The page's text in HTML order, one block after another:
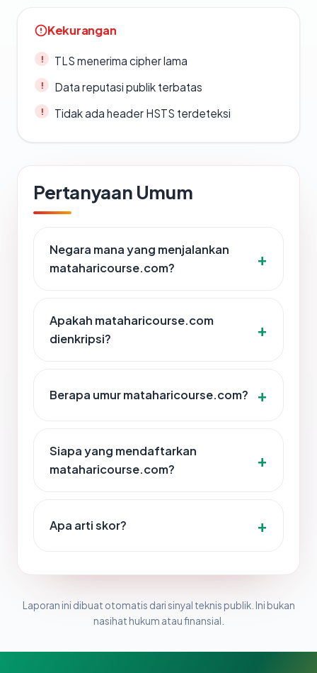
Kekurangan
TLS menerima cipher lama
Data reputasi publik terbatas
Tidak ada header HSTS terdeteksi
Pertanyaan Umum
Negara mana yang menjalankan
mataharicourse.com?
Apakah mataharicourse.com
dienkripsi?
Berapa umur mataharicourse.com?
Siapa yang mendaftarkan
mataharicourse.com?
Apa arti skor?
Laporan ini dibuat otomatis dari sinyal teknis publik. Ini bukan
nasihat hukum atau finansial.